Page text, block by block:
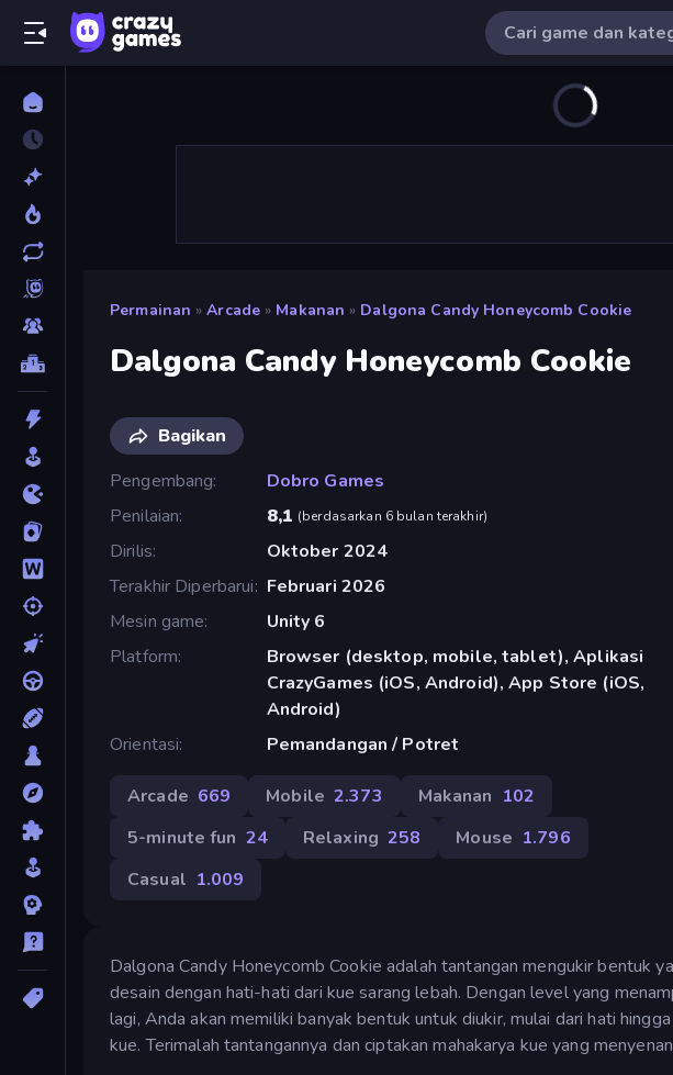
Permainan » Arcade » Makanan » Dalgona Candy Honeycomb Cookie
Dalgona Candy Honeycomb Cookie
Bagikan
Pengembang
Dobro Games
Penilaian
8,1 (berdasarkan 6 bulan terakhir)
Dirilis
Oktober 2024
Terakhir Diperbarui
Februari 2026
Mesin game
Unity 6
Platform
Browser (desktop, mobile, tablet), Aplikasi
CrazyGames (iOS, Android), App Store (iOS,
Android)
Orientasi
Pemandangan / Potret
Arcade 669 Mobile 2.373 Makanan 102
5-minute fun 24 Relaxing 258 Mouse 1.796
Casual 1.009
Dalgona Candy Honeycomb Cookie adalah tantangan mengukir bentuk
desain dengan hati-hati dari kue sarang lebah. Dengan level yang
lagi, Anda akan memiliki banyak bentuk untuk diukir, mulai dari hati
kue. Terimalah tantangannya dan ciptakan mahakarya kue yang